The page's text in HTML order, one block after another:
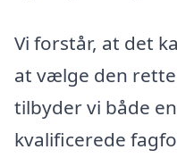
Vi forstår, at det
at vælge den
tilbyder vi både
kvalificerede